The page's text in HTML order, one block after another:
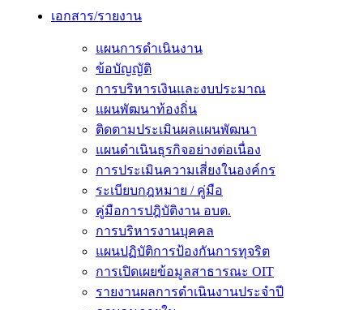
เอกสาร/รายงาน
แผนการดำเนินงาน
ข้อบัญญัติ
การบริหารเงินและงบประมาณ
แผนพัฒนาท้องถิ่น
ติดตามประเมินผลแผนพัฒนา
แผนดำเนินธุรกิจอย่างต่อเนื่อง
การประเมินความเสี่ยงในองค์กร
ระเบียบกฎหมาย / คู่มือ
คู่มือการปฎิบัติงาน อบต.
การบริหารงานบุคคล
แผนปฏิบัติการป้องกันการทุจริต
การเปิดเผยข้อมูลสาธารณะ OIT
รายงานผลการดำเนินงานประจำปี